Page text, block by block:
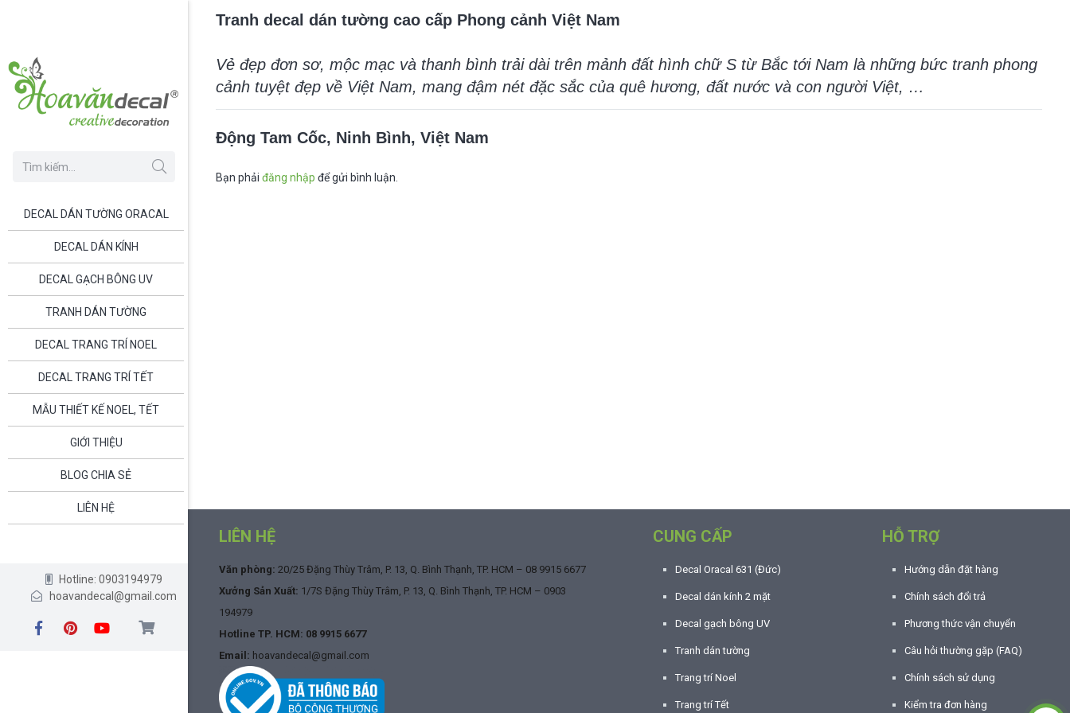
DECAL DÁN TƯỜNG ORACAL
DECAL DÁN KÍNH
DECAL GẠCH BÔNG UV
TRANH DÁN TƯỜNG
DECAL TRANG TRÍ NOEL
DECAL TRANG TRÍ TẾT
MẪU THIẾT KẾ NOEL, TẾT
GIỚI THIỆU
BLOG CHIA SẺ
LIÊN HỆ
Hotline: 0903194979
hoavandecal@gmail.com
Tranh decal dán tường cao cấp Phong cảnh Việt Nam
Vẻ đẹp đơn sơ, mộc mạc và thanh bình trải dài trên mảnh đất hình chữ S từ Bắc tới Nam là những bức tranh phong
cảnh tuyệt đẹp về Việt Nam, mang đậm nét đặc sắc của quê hương, đất nước và con người Việt, …
Động Tam Cốc, Ninh Bình, Việt Nam
Bạn phải đăng nhập để gửi bình luận.
LIÊN HỆ
Văn phòng: 20/25 Đặng Thùy Trâm, P. 13, Q. Bình Thạnh, TP. HCM – 08 9915 6677
Xưởng Sản Xuất: 1/7S Đặng Thùy Trâm, P. 13, Q. Bình Thạnh, TP. HCM – 0903
194979
Hotline TP. HCM: 08 9915 6677
Email: hoavandecal@gmail.com
CUNG CẤP
Decal Oracal 631 (Đức)
Decal dán kính 2 mặt
Decal gạch bông UV
Tranh dán tường
Trang trí Noel
Trang trí Tết
HỖ TRỢ
Hướng dẫn đặt hàng
Chính sách đổi trả
Phương thức vận chuyển
Câu hỏi thường gặp (FAQ)
Chính sách sử dụng
Kiểm tra đơn hàng